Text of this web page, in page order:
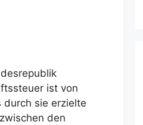
ist von
durch sie erzielte
den